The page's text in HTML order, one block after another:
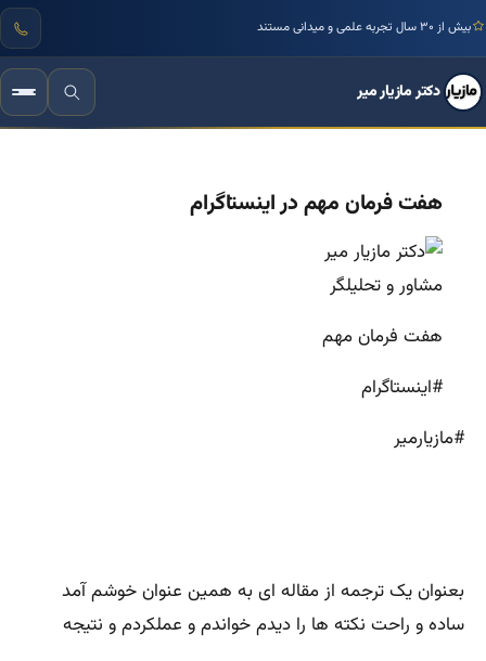
بیش از ۳۰ سال تجربه علمی و میدانی مستند
دکتر مازیار میر
هفت فرمان مهم در اینستاگرام
هفت فرمان مهم
#اینستاگرام
#مازیارمیر
بعنوان یک ترجمه از مقاله ای به همین عنوان خوشم آمد
ساده و راحت نکته ها را دیدم خواندم و عملکردم و نتیجه